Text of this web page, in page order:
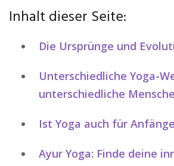
Inhalt dieser Seite:
Die Ursprünge und
Unterschiedliche Yoga-
unterschiedliche
Ist Yoga auch für
Ayur Yoga: Finde deine